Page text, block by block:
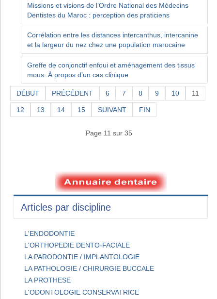
Missions et visions de l’Ordre National des Médecins
Dentistes du Maroc : perception des praticiens
Corrélation entre les distances intercanthus, intercanine
et la largeur du nez chez une population marocaine
Greffe de conjonctif enfoui et aménagement des tissus
mous: À propos d’un cas clinique
DÉBUT PRÉCÉDENT 6 7 8 9 10 11
12 13 14 15 SUIVANT FIN
Page 11 sur 35
Articles par discipline
L'ENDODONTIE
L'ORTHOPEDIE DENTO-FACIALE
LA PARODONTIE / IMPLANTOLOGIE
LA PATHOLOGIE / CHIRURGIE BUCCALE
LA PROTHESE
L'ODONTOLOGIE CONSERVATRICE